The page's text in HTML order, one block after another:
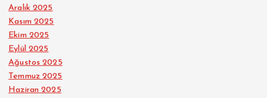
Aralık 2025
Kasım 2025
Ekim 2025
Eylül 2025
Ağustos 2025
Temmuz 2025
Haziran 2025